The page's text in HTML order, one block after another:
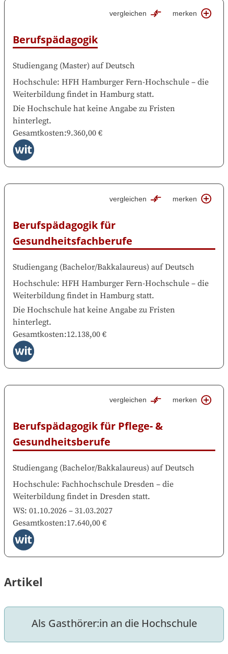
Berufspädagogik
vergleichen merken
Studiengang (Master) auf Deutsch
Hochschule: HFH Hamburger Fern-Hochschule – die
Weiterbildung findet in Hamburg statt.
Die Hochschule hat keine Angabe zu Fristen
hinterlegt.
Gesamtkosten:9.360,00 €
Berufspädagogik für
Gesundheitsfachberufe
vergleichen merken
Studiengang (Bachelor/Bakkalaureus) auf Deutsch
Hochschule: HFH Hamburger Fern-Hochschule – die
Weiterbildung findet in Hamburg statt.
Die Hochschule hat keine Angabe zu Fristen
hinterlegt.
Gesamtkosten:12.138,00 €
Berufspädagogik für Pflege- &
Gesundheitsberufe
vergleichen merken
Studiengang (Bachelor/Bakkalaureus) auf Deutsch
Hochschule: Fachhochschule Dresden – die
Weiterbildung findet in Dresden statt.
WS: 01.10.2026 – 31.03.2027
Gesamtkosten:17.640,00 €
Artikel
Als Gasthörer:in an die Hochschule